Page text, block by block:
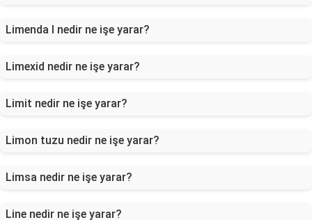
Limenda l nedir ne işe yarar?
Limexid nedir ne işe yarar?
Limit nedir ne işe yarar?
Limon tuzu nedir ne işe yarar?
Limsa nedir ne işe yarar?
Line nedir ne işe yarar?